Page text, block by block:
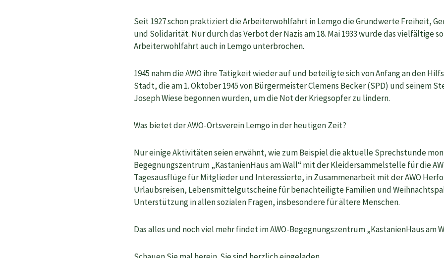
Seit 1927 schon praktiziert die Arbeiterwohlfahrt in Lemgo die Grundwerte Freiheit,
und Solidarität. Nur durch das Verbot der Nazis am 18. Mai 1933 wurde das vielfältige
Arbeiterwohlfahrt auch in Lemgo unterbrochen.
1945 nahm die AWO ihre Tätigkeit wieder auf und beteiligte sich von Anfang an den
Stadt, die am 1. Oktober 1945 von Bürgermeister Clemens Becker (SPD) und seinem
Joseph Wiese begonnen wurden, um die Not der Kriegsopfer zu lindern.
Was bietet der AWO-Ortsverein Lemgo in der heutigen Zeit?
Nur einige Aktivitäten seien erwähnt, wie zum Beispiel die aktuelle Sprechstunde
Begegnungszentrum „KastanienHaus am Wall“ mit der Kleidersammelstelle für die
Tagesausflüge für Mitglieder und Interessierte, in Zusammenarbeit mit der AWO
Urlaubsreisen, Lebensmittelgutscheine für benachteiligte Familien und
Unterstützung in allen sozialen Fragen, insbesondere für ältere Menschen.
Das alles und noch viel mehr findet im AWO-Begegnungszentrum „KastanienHaus am